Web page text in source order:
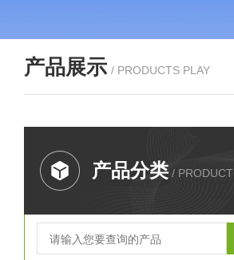
产品展示 / PRODUCTS PLAY
产品分类 / PRODUCT